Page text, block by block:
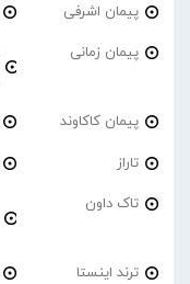
پیمان اشرفی
پیمان زمانی
پیمان کاکاوند
تاراز
تاک داون
ترند اینستا